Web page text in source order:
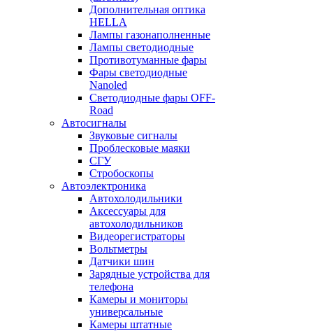
Дополнительная оптика
HELLA
Лампы газонаполненные
Лампы светодиодные
Противотуманные фары
Фары светодиодные
Nanoled
Светодиодные фары OFF-
Road
Автосигналы
Звуковые сигналы
Проблесковые маяки
СГУ
Стробоскопы
Автоэлектроника
Автохолодильники
Аксессуары для
автохолодильников
Видеорегистраторы
Вольтметры
Датчики шин
Зарядные устройства для
телефона
Камеры и мониторы
универсальные
Камеры штатные